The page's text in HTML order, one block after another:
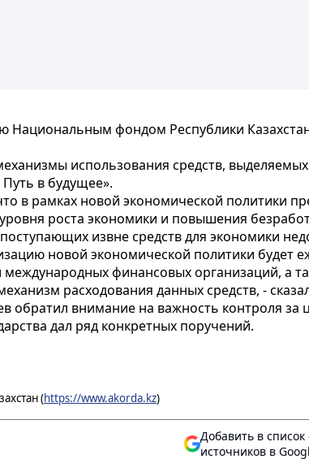
Национальным фондом Республики
использования средств,
в будущее».
в рамках новой экономической политики
роста экономики и повышения
извне средств для экономики
новой экономической политики будет
финансовых организаций, а
расходования данных средств, -
обратил внимание на важность контроля
дал ряд конкретных поручений.
(https://www.akorda.kz)
Добавить в
источников в